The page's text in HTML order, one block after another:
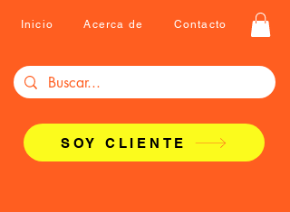
Inicio Acerca de Contacto
SOY CLIENTE